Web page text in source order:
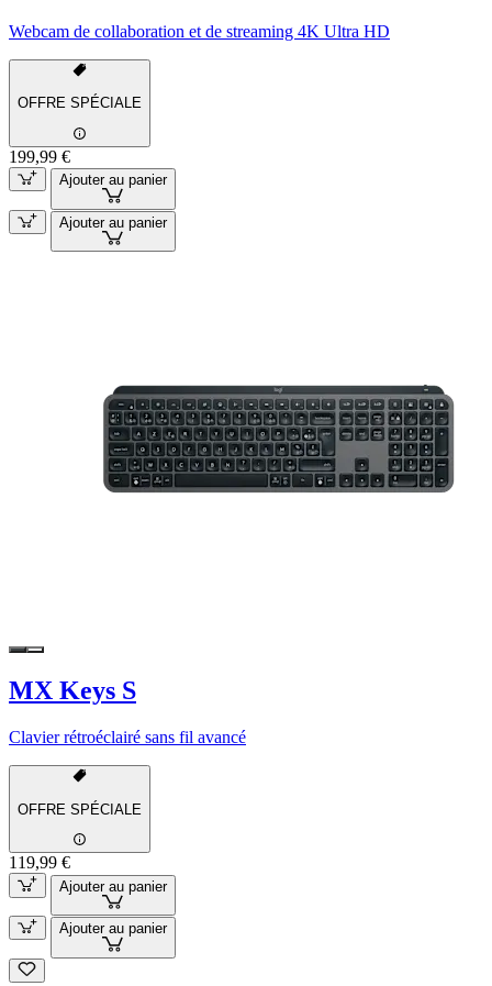
Webcam de collaboration et de streaming 4K Ultra HD
OFFRE SPÉCIALE
199,99 €
Ajouter au panier
Ajouter au panier
MX Keys S
Clavier rétroéclairé sans fil avancé
OFFRE SPÉCIALE
119,99 €
Ajouter au panier
Ajouter au panier